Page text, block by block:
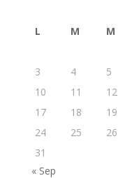
L M M
3
4 5
10
11 12
17
18 19
24
25 26
31
« Sep